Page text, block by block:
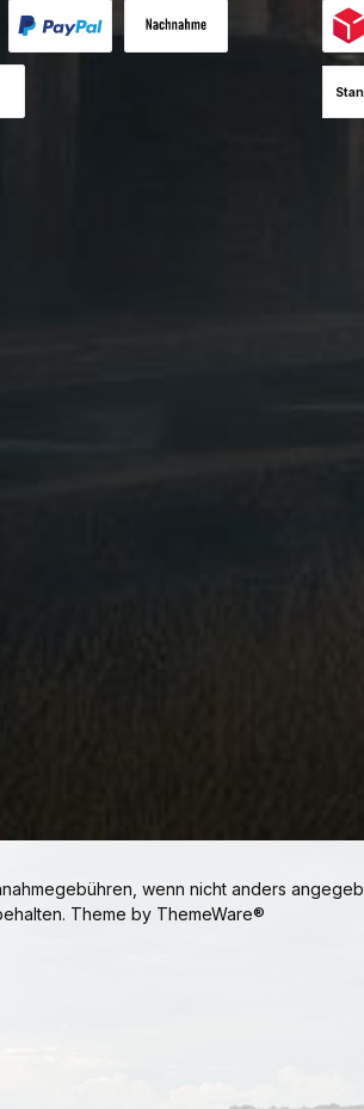
Nachnahme (+12EUR)
Benutzerdefiniertes Bild 1
wenn nicht anders
Theme by ThemeWare®